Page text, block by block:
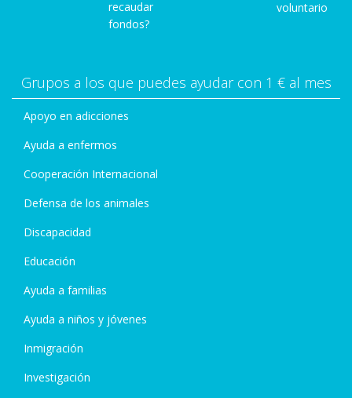
recaudar
fondos?
voluntario
Grupos a los que puedes ayudar con 1 € al mes
Apoyo en adicciones
Ayuda a enfermos
Cooperación Internacional
Defensa de los animales
Discapacidad
Educación
Ayuda a familias
Ayuda a niños y jóvenes
Inmigración
Investigación